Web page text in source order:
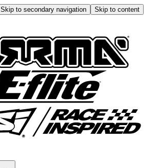
Skip to secondary navigation
Skip to content